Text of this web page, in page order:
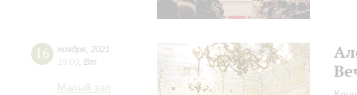
16 ноября 2021
19:00 Вт
Малый зал